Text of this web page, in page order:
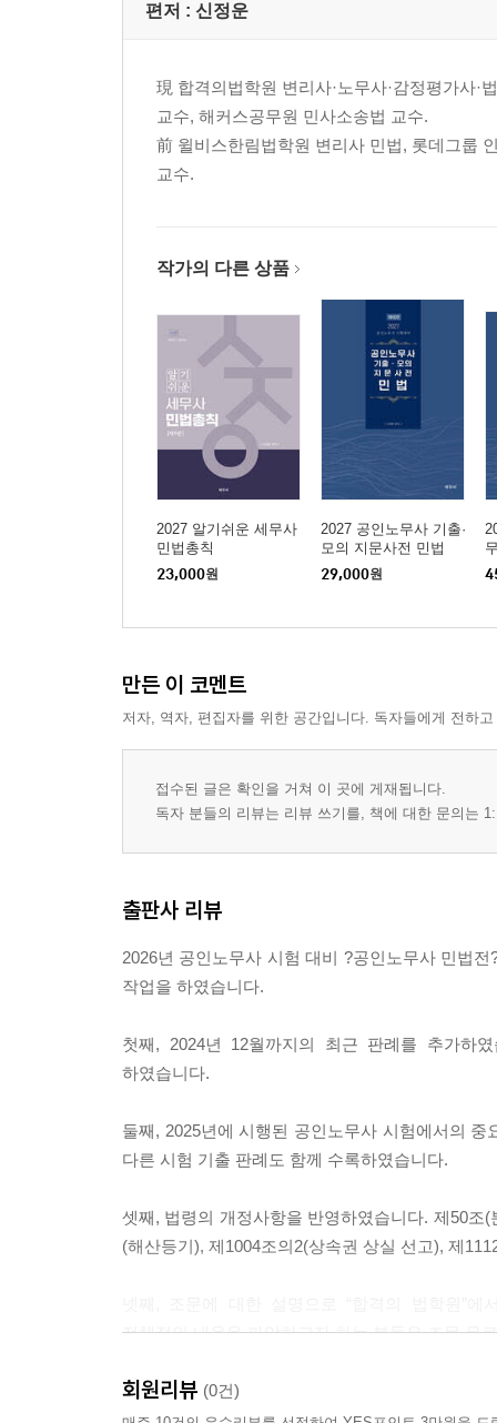
제1장 총칙
제4장 지상권
제5장 지역권
제6장 전세권
제7장 유치권
제2장 가족의 범위와 자의 성과 본
제3장 혼인
제4장 부모와 자
제5장 후견
제7장 부양
제8장 삭제
PART 05 상속
제3장 유류분
편저 : 신정운
現 합격의법학원 변리사·노무사·감정평가사
교수, 해커스공무원 민사소송법 교수.
前 윌비스한림법학원 변리사 민법, 롯데그룹
교수.
작가의 다른 상품
2027 알기쉬운 세무사
민법총칙
23,000원
2027 공인노무사 기출·
모의 지문사전 민법
29,000원
만든 이 코멘트
저자, 역자, 편집자를 위한 공간입니다. 독자들에게 전하
접수된 글은 확인을 거쳐 이 곳에 게재됩니다.
독자 분들의 리뷰는 리뷰 쓰기를, 책에 대한 문의는
출판사 리뷰
2026년 공인노무사 시험 대비 ?공인노무사 민법
작업을 하였습니다.
첫째, 2024년 12월까지의 최근 판례를 추가하
하였습니다.
둘째, 2025년에 시행된 공인노무사 시험에서의
다른 시험 기출 판례도 함께 수록하였습니다.
셋째, 법령의 개정사항을 반영하였습니다. 제50조
(해산등기), 제1004조의2(상속권 상실 선고), 제
전체적인 내용을 파악하고자 하는 분들은 조문 무
조문의 중요성은 아무리 강조해도 지나치지 않습
2025년 6월 6일
회원리뷰 (0건)